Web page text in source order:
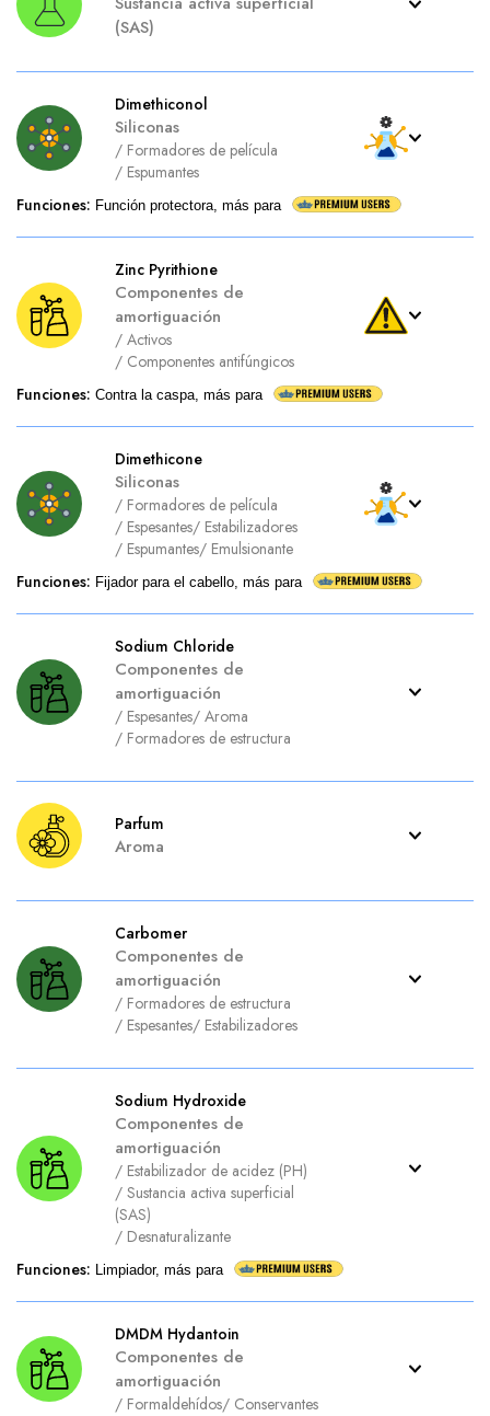
(SAS)
Dimethiconol
Siliconas
/ Formadores de película
/ Espumantes
Funciones: Función protectora, más para
Zinc Pyrithione
Componentes de
amortiguación
/ Activos
/ Componentes antifúngicos
Funciones: Contra la caspa, más para
Dimethicone
Siliconas
/ Formadores de película
/ Espesantes/ Estabilizadores
/ Espumantes/ Emulsionante
Funciones: Fijador para el cabello, más para
Sodium Chloride
Componentes de
amortiguación
/ Espesantes/ Aroma
/ Formadores de estructura
Parfum
Aroma
Carbomer
Componentes de
amortiguación
/ Formadores de estructura
/ Espesantes/ Estabilizadores
Sodium Hydroxide
Componentes de
amortiguación
/ Estabilizador de acidez (PH)
/ Sustancia activa superficial
(SAS)
/ Desnaturalizante
Funciones: Limpiador, más para
DMDM Hydantoin
Componentes de
amortiguación
/ Formaldehídos/ Conservantes